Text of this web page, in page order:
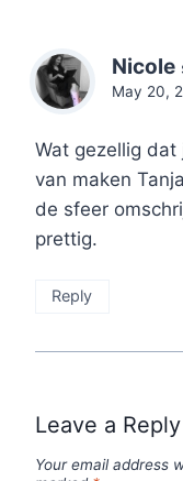
Nicole
May 20,
Wat gezellig
van maken
de sfeer
prettig.
Reply
Leave a Reply
Your email address